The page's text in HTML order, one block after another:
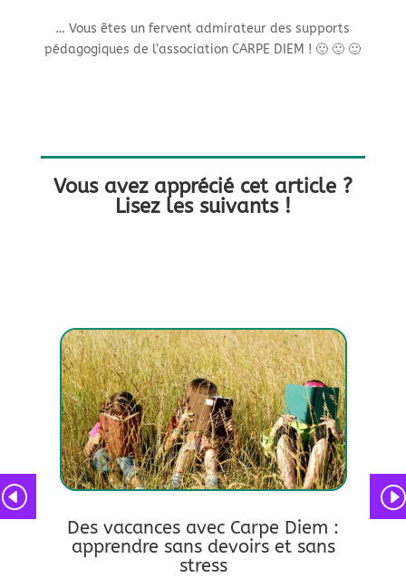
… Vous êtes un fervent admirateur des supports
pédagogiques de l’association CARPE DIEM ! 🙂 🙂 🙂
Vous avez apprécié cet article ?
Lisez les suivants !
Des vacances avec Carpe Diem :
apprendre sans devoirs et sans
stress